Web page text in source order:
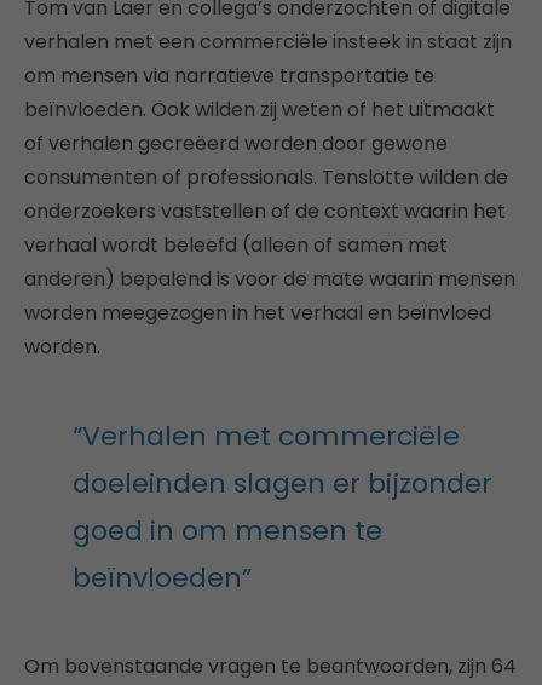
Tom van Laer en collega’s onderzochten of digitale
verhalen met een commerciële insteek in staat zijn
om mensen via narratieve transportatie te
beïnvloeden. Ook wilden zij weten of het uitmaakt
of verhalen gecreëerd worden door gewone
consumenten of professionals. Tenslotte wilden de
onderzoekers vaststellen of de context waarin het
verhaal wordt beleefd (alleen of samen met
anderen) bepalend is voor de mate waarin mensen
worden meegezogen in het verhaal en beïnvloed
worden.
“Verhalen met commerciële
doeleinden slagen er bijzonder
goed in om mensen te
beïnvloeden”
Om bovenstaande vragen te beantwoorden, zijn 64